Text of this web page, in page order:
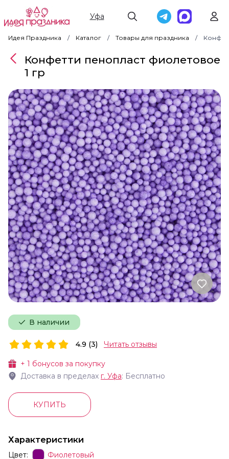
Уфа
Идея Праздника Каталог Товары для праздника
В наличии
Конфетти пенопласт фиолетовое
1 гр
+ 1 бонусов за покупку
Доставка в пределах г. Уфа: Бесплатно
4.9 (3) Читать отзывы
КУПИТЬ
Характеристики
Цвет: Фиолетовый